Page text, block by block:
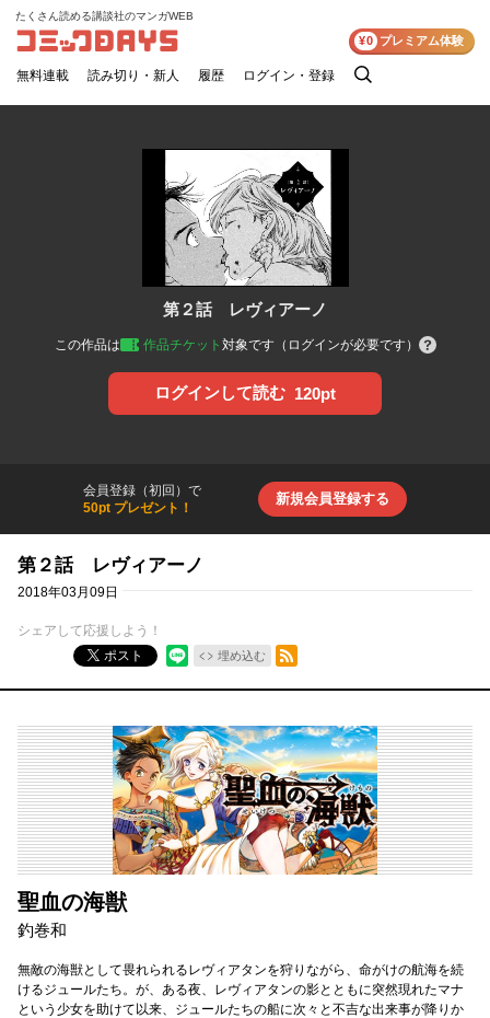
コミックDAYS
たくさん読める講談社のマンガWEB
無料連載 読み切り・新人 履歴 ログイン・登録
検
¥0 プレミアム体験
第２話 レヴィアーノ
この作品は 作品チケット 対象です（ログインが必要です）
ログインして読む 120pt
会員登録（初回）で
50pt プレゼント！
新規会員登録する
第２話 レヴィアーノ
2018年03月09日
シェアして応援しよう！
ポスト
埋め込む
RSSフィード
聖血の海獣
釣巻和
無敵の海獣として畏れられるレヴィアタンを狩りながら、命がけの航海を続
けるジュールたち。が、ある夜、レヴィアタンの影とともに突然現れたマナ
という少女を助けて以来、ジュールたちの船に次々と不吉な出来事が降りか